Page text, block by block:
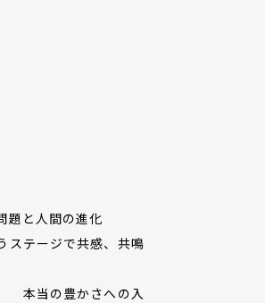
と人間の進化
テージで共感、共鳴
本当の豊かさへの入